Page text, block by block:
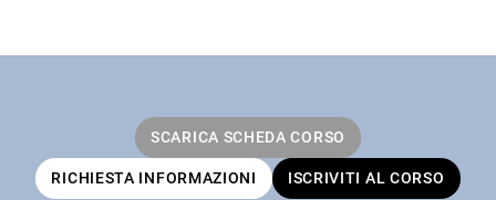
SCARICA SCHEDA CORSO
RICHIESTA INFORMAZIONI ISCRIVITI AL CORSO